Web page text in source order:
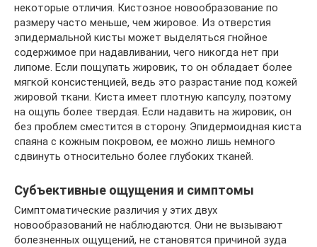
некоторые отличия. Кистозное новообразование по
размеру часто меньше, чем жировое. Из отверстия
эпидермальной кисты может выделяться гнойное
содержимое при надавливании, чего никогда нет при
липоме. Если пощупать жировик, то он обладает более
мягкой консистенцией, ведь это разрастание под кожей
жировой ткани. Киста имеет плотную капсулу, поэтому
на ощупь более твердая. Если надавить на жировик, он
без проблем сместится в сторону. Эпидермоидная киста
спаяна с кожным покровом, ее можно лишь немного
сдвинуть относительно более глубоких тканей.
Субъективные ощущения и симптомы
Симптоматические различия у этих двух
новообразований не наблюдаются. Они не вызывают
болезненных ощущений, не становятся причиной зуда